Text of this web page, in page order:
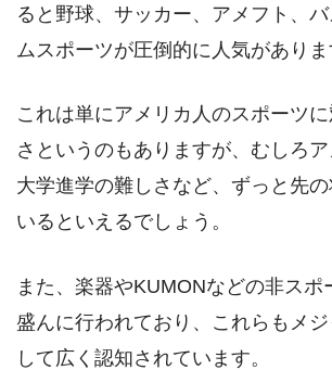
ると野球、サッカー、アメフト、
ムスポーツが圧倒的に人気がありま
これは単にアメリカ人のスポーツ
さというのもありますが、むしろ
大学進学の難しさなど、ずっと先
いるといえるでしょう。
また、楽器やKUMONなどの非スポ
盛んに行われており、これらもメ
して広く認知されています。